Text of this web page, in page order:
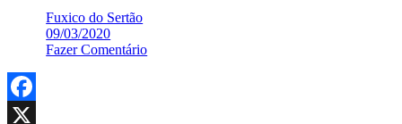
Fuxico do Sertão
09/03/2020
Fazer Comentário
Facebook